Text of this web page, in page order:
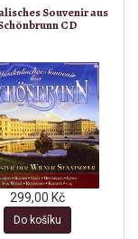
Souvenir aus
CD
299,00 Kč
Do košíku